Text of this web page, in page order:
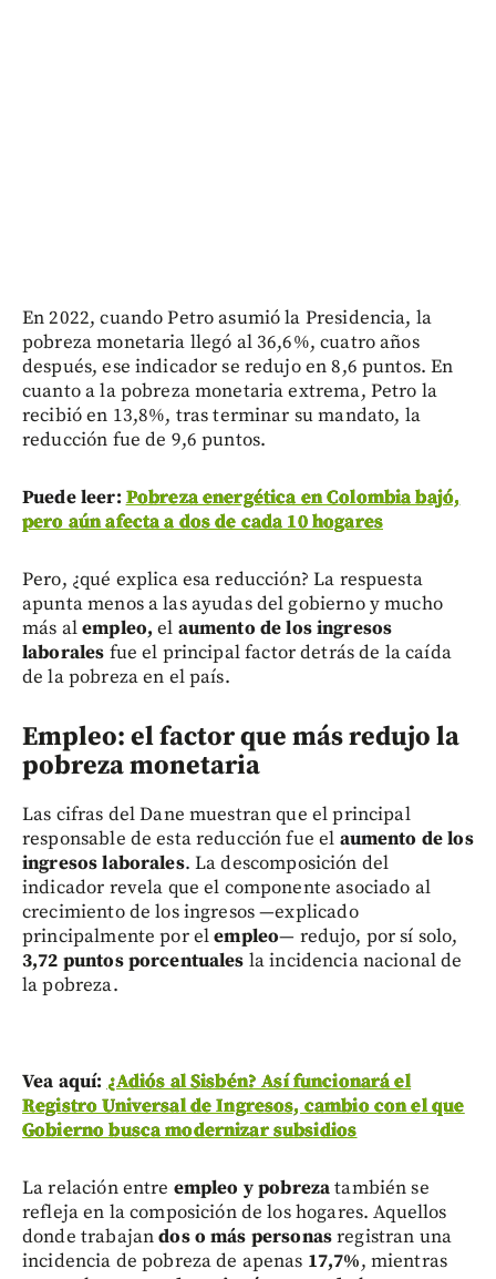
En 2022, cuando Petro asumió la Presidencia, la
pobreza monetaria llegó al 36,6%, cuatro años
después, ese indicador se redujo en 8,6 puntos. En
cuanto a la pobreza monetaria extrema, Petro la
recibió en 13,8%, tras terminar su mandato, la
reducción fue de 9,6 puntos.
Puede leer: Pobreza energética en Colombia bajó,
pero aún afecta a dos de cada 10 hogares
Pero, ¿qué explica esa reducción? La respuesta
apunta menos a las ayudas del gobierno y mucho
más alempleo, el aumento de los ingresos
laborales fue el principal factor detrás de la caída
de la pobreza en el país.
Empleo: el factor que más redujo la
pobreza monetaria
Las cifras del Dane muestran que el principal
responsable de esta reducción fue el aumento de los
ingresos laborales. La descomposición del
indicador revela que el componente asociado al
crecimiento de los ingresos —explicado
principalmente por elempleo— redujo, por sí solo,
3,72 puntos porcentuales la incidencia nacional de
la pobreza.
Vea aquí: ¿Adiós al Sisbén? Así funcionará el
Registro Universal de Ingresos, cambio con el que
Gobierno busca modernizar subsidios
La relación entre empleo y pobrezatambién se
refleja en la composición de los hogares. Aquellos
donde trabajandos o más personasregistran una
incidencia de pobreza de apenas 17,7%, mientras